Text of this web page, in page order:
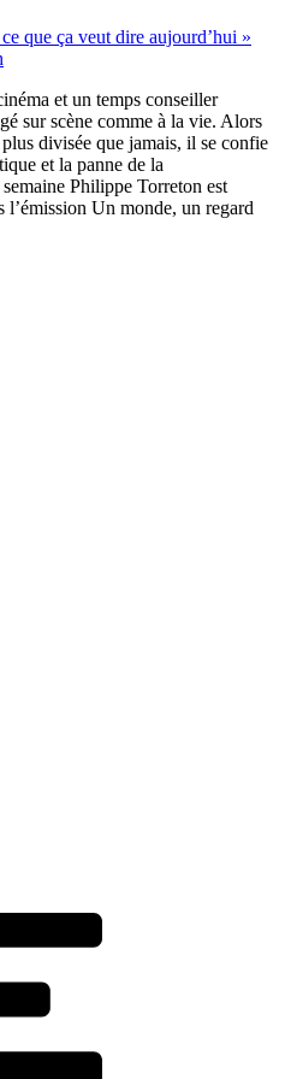
que ça veut dire aujourd’hui »
et un temps conseiller
sur scène comme à la vie. Alors
divisée que jamais, il se confie
et la panne de la
Philippe Torreton est
l’émission Un monde, un regard